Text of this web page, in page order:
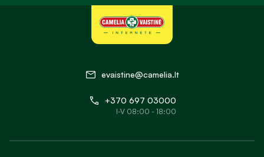
evaistine@camelia.lt
+370 697 03000
I-V 08:00 - 18:00